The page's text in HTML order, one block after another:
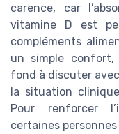
carence, car
vitamine D est
compléments
un simple
fond à discuter
la situation
Pour renforcer
certaines